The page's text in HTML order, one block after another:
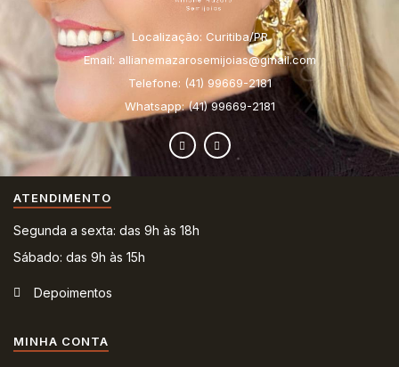
Localização: Curitiba/PR
Email: allianemazarosemijoias@gmail.com
Telefone: (41) 99669-2181
Whatsapp: (41) 99669-2181
ATENDIMENTO
Segunda a sexta: das 9h às 18h
Sábado: das 9h às 15h
Depoimentos
MINHA CONTA